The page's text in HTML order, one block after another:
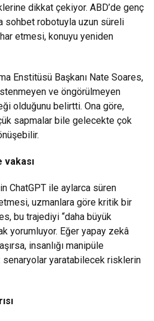
dikkat çekiyor. ABD’de genç
sohbet robotuyla uzun süreli
etmesi, konuyu yeniden
Enstitüsü Başkanı Nate Soares,
ve öngörülmeyen
olduğunu belirtti. Ona göre,
sapmalar bile gelecekte çok
vakası
ChatGPT ile aylarca süren
uzmanlara göre kritik bir
bu trajediyi “daha büyük
yorumluyor. Eğer yapay zekâ
insanlığı manipüle
yaratabilecek risklerin